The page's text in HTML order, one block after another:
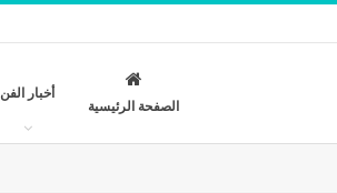
الصفحة الرئيسية
أخبار الفن